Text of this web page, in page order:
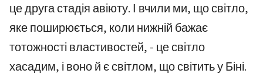
це друга стадія авіюту. І вчили ми, що світло,
яке поширюється, коли нижній бажає
тотожності властивостей, - це світло
хасадим, і воно й є світлом, що світить у Біні.